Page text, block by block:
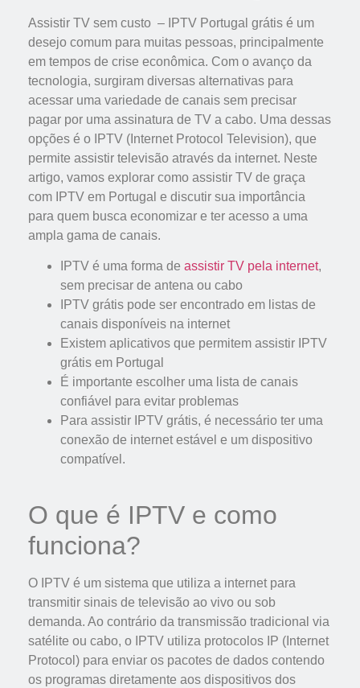
Assistir TV sem custo – IPTV Portugal grátis é um
desejo comum para muitas pessoas, principalmente
em tempos de crise econômica. Com o avanço da
tecnologia, surgiram diversas alternativas para
acessar uma variedade de canais sem precisar
pagar por uma assinatura de TV a cabo. Uma dessas
opções é o IPTV (Internet Protocol Television), que
permite assistir televisão através da internet. Neste
artigo, vamos explorar como assistir TV de graça
com IPTV em Portugal e discutir sua importância
para quem busca economizar e ter acesso a uma
ampla gama de canais.
IPTV é uma forma de assistir TV pela internet,
sem precisar de antena ou cabo
IPTV grátis pode ser encontrado em listas de
canais disponíveis na internet
Existem aplicativos que permitem assistir IPTV
grátis em Portugal
É importante escolher uma lista de canais
confiável para evitar problemas
Para assistir IPTV grátis, é necessário ter uma
conexão de internet estável e um dispositivo
compatível.
O que é IPTV e como
funciona?
O IPTV é um sistema que utiliza a internet para
transmitir sinais de televisão ao vivo ou sob
demanda. Ao contrário da transmissão tradicional via
satélite ou cabo, o IPTV utiliza protocolos IP (Internet
Protocol) para enviar os pacotes de dados contendo
os programas diretamente aos dispositivos dos